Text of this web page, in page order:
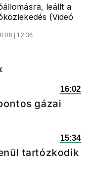
leállt a
(Videó
| 12:36
16:02
gázai
15:34
tartózkodik